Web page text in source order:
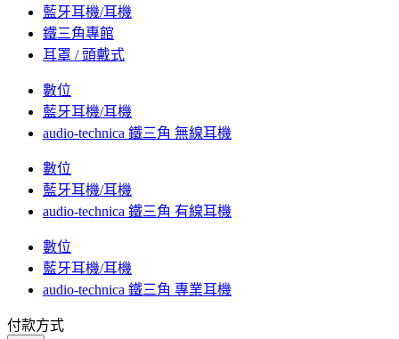
藍牙耳機/耳機
鐵三角專館
耳罩 / 頭戴式
數位
藍牙耳機/耳機
audio-technica 鐵三角 無線耳機
數位
藍牙耳機/耳機
audio-technica 鐵三角 有線耳機
數位
藍牙耳機/耳機
audio-technica 鐵三角 專業耳機
付款方式